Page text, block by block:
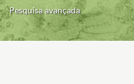
Pesquisa avançada